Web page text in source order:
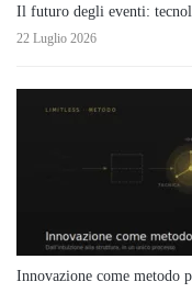
Il futuro degli eventi:
22 Luglio 2026
Innovazione come metodo